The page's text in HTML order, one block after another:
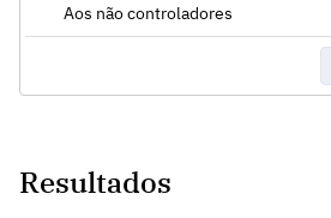
Aos não controladores
Resultados